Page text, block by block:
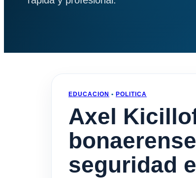
EDUCACION • POLITICA
Axel
seguridad